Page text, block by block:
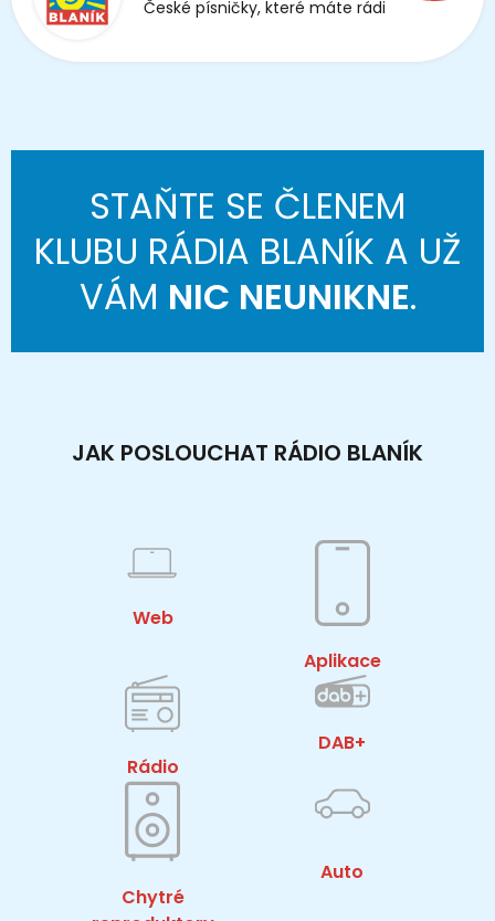
České písničky, které máte rádi
STAŇTE SE ČLENEM
KLUBU RÁDIA BLANÍK A UŽ
VÁM NIC NEUNIKNE.
JAK POSLOUCHAT RÁDIO BLANÍK
Web
Aplikace
Rádio
DAB+
Chytré
Auto